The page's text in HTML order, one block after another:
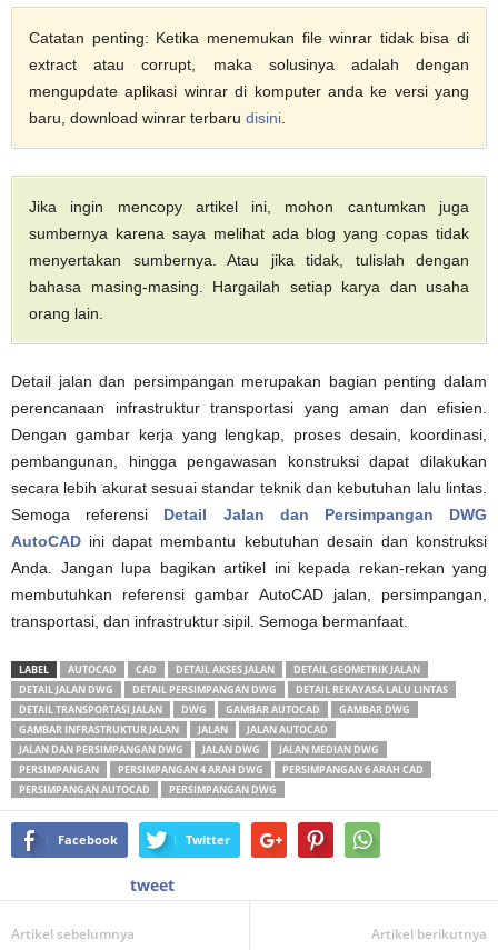
Catatan penting: Ketika menemukan file winrar tidak bisa di
extract atau corrupt, maka solusinya adalah dengan
mengupdate aplikasi winrar di komputer anda ke versi yang
baru, download winrar terbaru disini
Jika ingin mencopy artikel ini, mohon cantumkan juga
sumbernya karena saya melihat ada blog yang copas tidak
menyertakan sumbernya. Atau jika tidak, tulislah dengan
bahasa masing-masing. Hargailah setiap karya dan usaha
orang lain.
Detail jalan dan persimpangan merupakan bagian penting dalam
perencanaan infrastruktur transportasi yang aman dan efisien.
Dengan gambar kerja yang lengkap, proses desain, koordinasi,
pembangunan, hingga pengawasan konstruksi dapat dilakukan
secara lebih akurat sesuai standar teknik dan kebutuhan lalu lintas.
Semoga referensi Detail Jalan dan Persimpangan DWG
AutoCAD ini dapat membantu kebutuhan desain dan konstruksi
Anda. Jangan lupa bagikan artikel ini kepada rekan-rekan yang
membutuhkan referensi gambar AutoCAD jalan, persimpangan,
transportasi, dan infrastruktur sipil. Semoga bermanfaat.
LABEL AUTOCAD CAD DETAIL AKSES JALAN
DETAIL GEOMETRIK JALAN
DETAIL JALAN DWG
DETAIL PERSIMPANGAN DWG
DETAIL REKAYASA LALU LINTAS
DETAIL TRANSPORTASI JALAN
DWG GAMBAR AUTOCAD
GAMBAR DWG
GAMBAR INFRASTRUKTUR JALAN
JALAN
JALAN AUTOCAD
JALAN DAN PERSIMPANGAN DWG
JALAN DWG
JALAN MEDIAN DWG
PERSIMPANGAN
PERSIMPANGAN 4 ARAH DWG
PERSIMPANGAN 6 ARAH CAD
PERSIMPANGAN AUTOCAD
PERSIMPANGAN DWG
Facebook Twitter
tweet
Artikel sebelumnya Artikel berikutnya